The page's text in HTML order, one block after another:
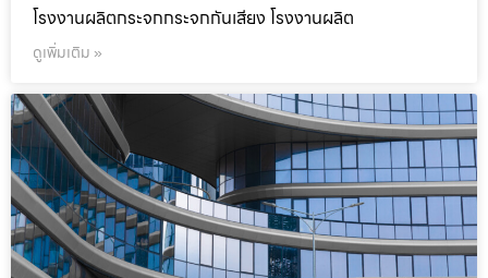
โรงงานผลิตกระจกกระจกกันเสียง โรงงานผลิต
ดูเพิ่มเติม »